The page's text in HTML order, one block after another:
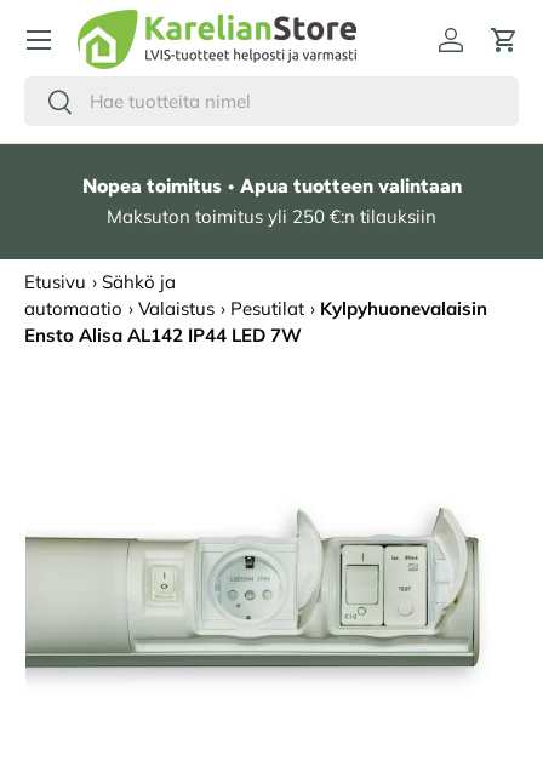
HYPPÄÄ SISÄLTÖÖN
Hae
Etsi
Kirjaudu
Nopea toimitus • Apua tuotteen valintaan
Maksuton toimitus yli 250 €:n tilauksiin
Etusivu › Sähkö ja
automaatio › Valaistus › Pesutilat › Kylpyhuonevalaisin
Ensto Alisa AL142 IP44 LED 7W